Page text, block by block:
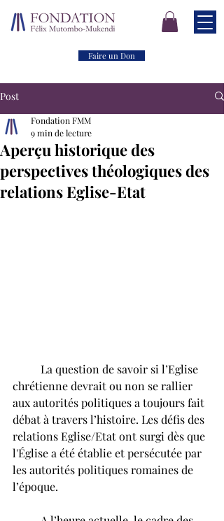
Faire un Don
Post
Aperçu historique des
perspectives théologiques des
relations Eglise-Etat
Fondation FMM
9 min de lecture
chrétienne devrait ou non se rallier
aux autorités politiques a toujours fait
débat à travers l’histoire. Les défis des
relations Eglise/Etat ont surgi dès que
l'Église a été établie et persécutée par
les autorités politiques romaines de
l’époque.